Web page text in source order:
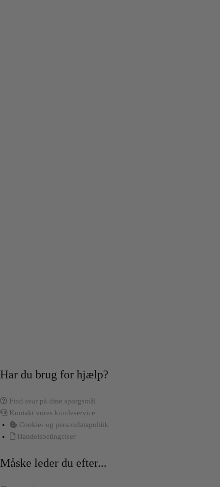
Har du brug for hjælp?
Find svar på dine spørgsmål
Kontakt vores kundeservice
Cookie- og persondatapolitik
Handelsbetingelser
Måske leder du efter...